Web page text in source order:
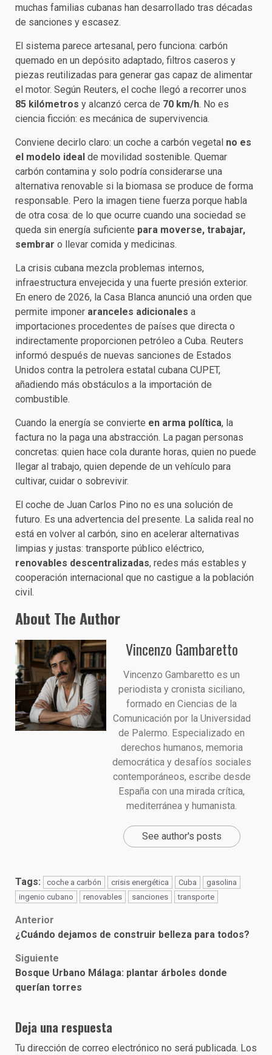
muchas familias cubanas han desarrollado tras décadas
de sanciones y escasez.
El sistema parece artesanal, pero funciona: carbón
quemado en un depósito adaptado, filtros caseros y
piezas reutilizadas para generar gas capaz de alimentar
el motor. Según Reuters, el coche llegó a recorrer unos
85 kilómetros y alcanzó cerca de 70 km/h. No es
ciencia ficción: es mecánica de supervivencia.
Conviene decirlo claro: un coche a carbón vegetal no es
el modelo ideal de movilidad sostenible. Quemar
carbón contamina y solo podría considerarse una
alternativa renovable si la biomasa se produce de forma
responsable. Pero la imagen tiene fuerza porque habla
de otra cosa: de lo que ocurre cuando una sociedad se
queda sin energía suficiente para moverse, trabajar,
sembrar o llevar comida y medicinas.
La crisis cubana mezcla problemas internos,
infraestructura envejecida y una fuerte presión exterior.
En enero de 2026, la Casa Blanca anunció una orden que
permite imponer aranceles adicionales a
importaciones procedentes de países que directa o
indirectamente proporcionen petróleo a Cuba. Reuters
informó después de nuevas sanciones de Estados
Unidos contra la petrolera estatal cubana CUPET,
añadiendo más obstáculos a la importación de
combustible.
Cuando la energía se convierte en arma política, la
factura no la paga una abstracción. La pagan personas
concretas: quien hace cola durante horas, quien no puede
llegar al trabajo, quien depende de un vehículo para
cultivar, cuidar o sobrevivir.
El coche de Juan Carlos Pino no es una solución de
futuro. Es una advertencia del presente. La salida real no
está en volver al carbón, sino en acelerar alternativas
limpias y justas: transporte público eléctrico,
renovables descentralizadas, redes más estables y
cooperación internacional que no castigue a la población
civil.
About The Author
Vincenzo Gambaretto
Vincenzo Gambaretto es un
periodista y cronista siciliano,
formado en Ciencias de la
Comunicación por la Universidad
de Palermo. Especializado en
derechos humanos, memoria
democrática y desafíos sociales
contemporáneos, escribe desde
España con una mirada crítica,
mediterránea y humanista.
See author's posts
Tags: coche a carbón crisis energética Cuba
gasolina
ingenio cubano
renovables sanciones transporte
Post
navigation
Anterior
¿Cuándo dejamos de construir belleza para todos?
Siguiente
Bosque Urbano Málaga: plantar árboles donde
querían torres
Deja una respuesta
Tu dirección de correo electrónico no será publicada. Los